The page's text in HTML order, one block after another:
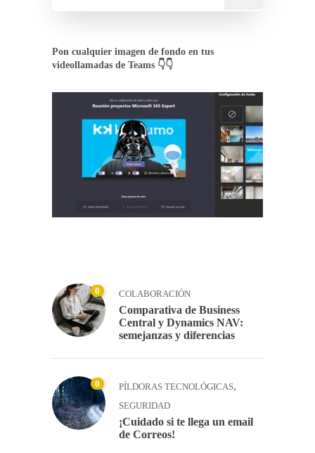
Pon cualquier imagen de fondo en tus
videollamadas de Teams 👇👇
0 COLABORACIÓN
Comparativa de Business
Central y Dynamics NAV:
semejanzas y diferencias
0 PÍLDORAS TECNOLÓGICAS,
SEGURIDAD
¡Cuidado si te llega un email
de Correos!